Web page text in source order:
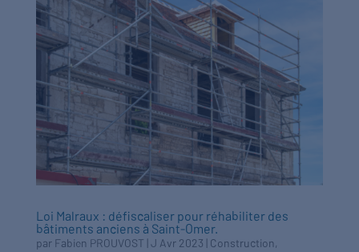
Loi Malraux : défiscaliser pour réhabiliter des
bâtiments anciens à Saint-Omer.
par Fabien PROUVOST |J Avr 2023 | Construction,